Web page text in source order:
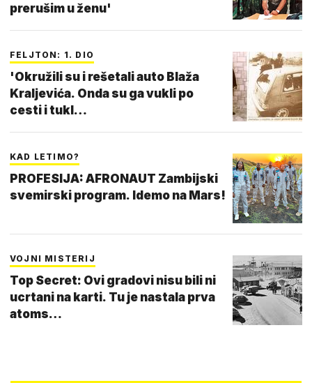
prerušim u ženu'
FELJTON: 1. DIO
'Okružili su i rešetali auto Blaža
Kraljevića. Onda su ga vukli po
cesti i tukl…
KAD LETIMO?
PROFESIJA: AFRONAUT Zambijski
svemirski program. Idemo na Mars!
VOJNI MISTERIJ
Top Secret: Ovi gradovi nisu bili ni
ucrtani na karti. Tu je nastala prva
atoms…